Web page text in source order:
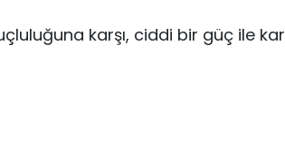
karşı, ciddi bir güç ile